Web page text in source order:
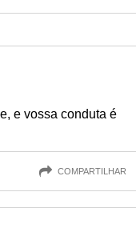
e vossa conduta é
COMPARTILHAR